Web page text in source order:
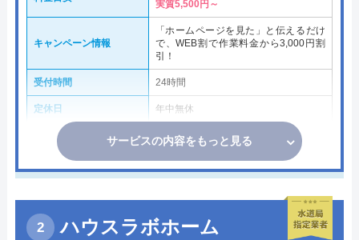
実質5,500円～
キャンペーン情報
「ホームページを見た」と伝えるだけ
で、WEB割で作業料金から3,000円割
引！
受付時間 24時間
定休日 年中無休
サービスの内容をもっと見る
ハウスラボホーム